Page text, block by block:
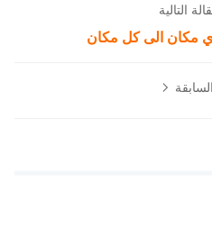
التالية
مكان الى كل مكان